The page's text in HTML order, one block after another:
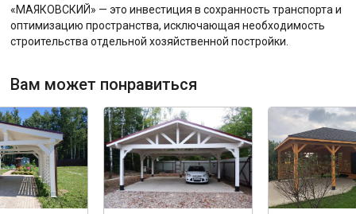
«МАЯКОВСКИЙ» — это инвестиция в сохранность транспорта и
оптимизацию пространства, исключающая необходимость
строительства отдельной хозяйственной постройки.
Вам может понравиться